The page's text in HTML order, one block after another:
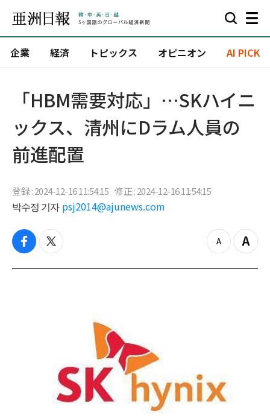
企業 経済 トピックス オピニオン AI PICK
「HBM需要対応」…SKハイニ
ックス、清州にDラム人員の
前進配置
登録 : 2024-12-16 11:54:15 修正 : 2024-12-16 11:54:15
박수정 기자 psj2014@ajunews.com
f
c
t
i
z
o
Z
o